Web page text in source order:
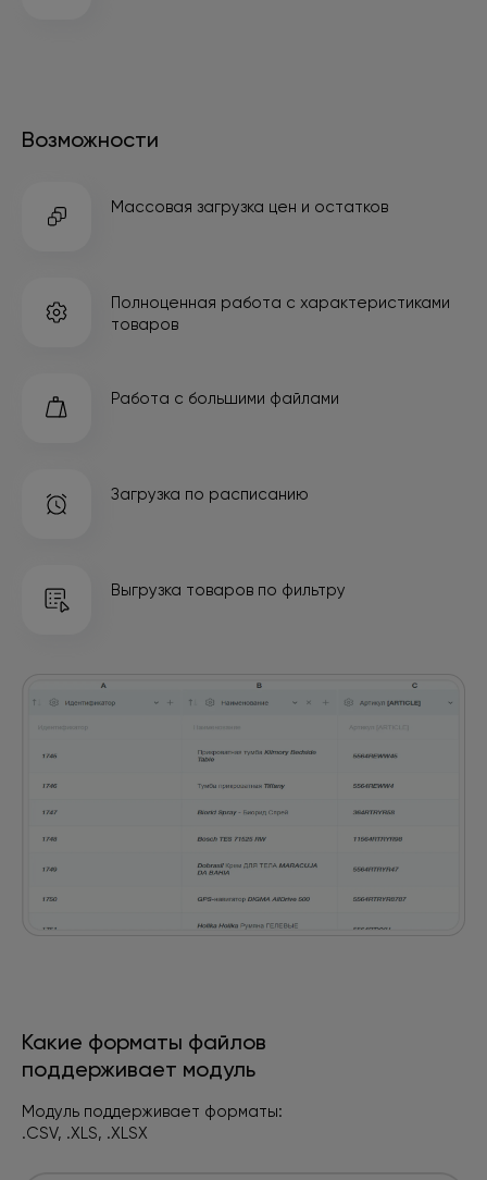
Возможности
Массовая загрузка цен и остатков
Полноценная работа с характеристиками
товаров
Работа с большими файлами
Загрузка по расписанию
Выгрузка товаров по фильтру
Какие форматы файлов
поддерживает модуль
Модуль поддерживает форматы:
.CSV, .XLS, .XLSX